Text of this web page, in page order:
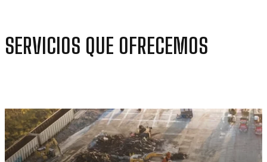
SERVICIOS QUE OFRECEMOS